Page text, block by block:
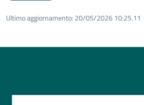
Ultimo aggiornamento: 20/05/2026 10:25.11